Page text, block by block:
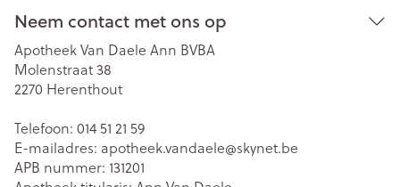
Neem contact met ons op
Apotheek Van Daele Ann BVBA
Molenstraat 38
2270 Herenthout
Telefoon: 014 51 21 59
E-mailadres: apotheek.vandaele@skynet.be
APB nummer: 131201